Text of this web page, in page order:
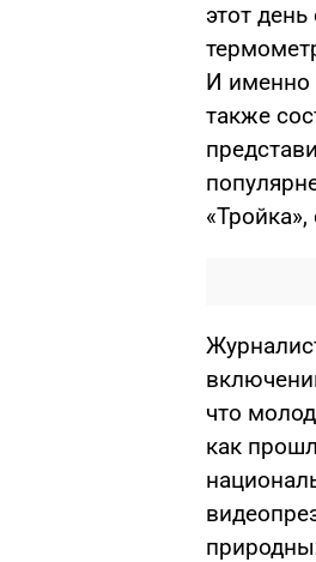
этот
И именно
также
что
как